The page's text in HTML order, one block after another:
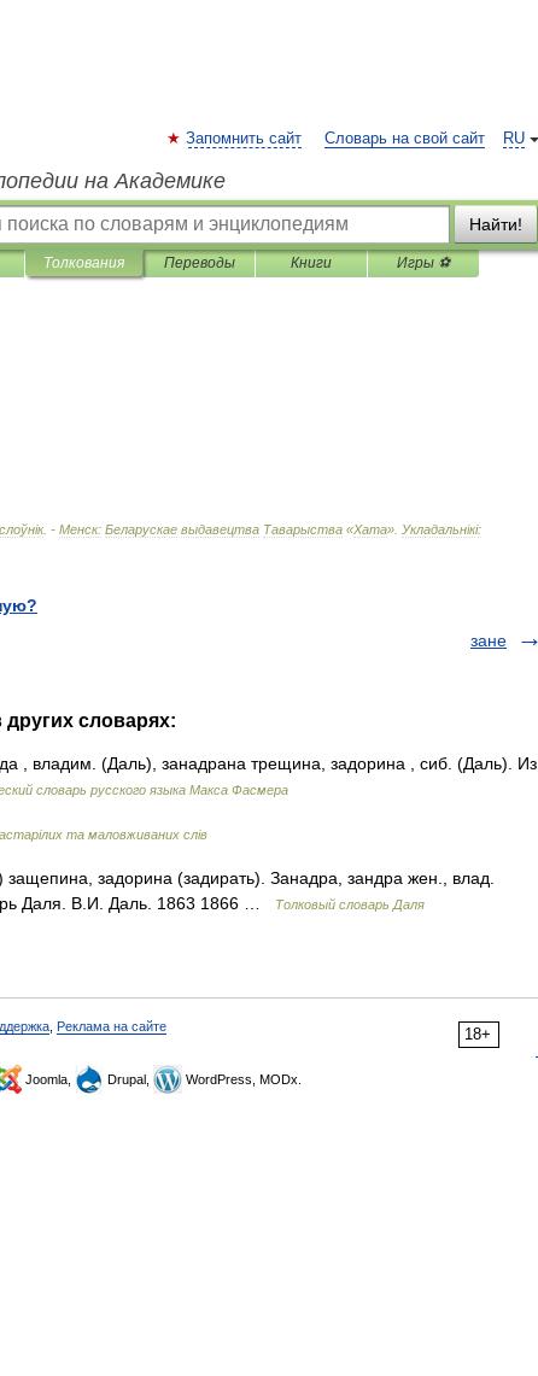
RU
Запомнить сайт Словарь на свой сайт
на Академике
Найти!
Толкования Переводы Книги Игры ⚽
слоўнік. - Менск: Беларускае выдавецтва Таварыства «Хата» Укладальнікі:
зане
словарях:
, владим. (Даль), занадрана трещина, задорина , сиб. (Даль). Из
словарь русского языка Макса Фасмера
та маловживаних слів
задорина (задирать). Занадра, зандра жен., влад.
Даля. В.И. Даль. 1863 1866 …
Толковый словарь Даля
18+
Реклама на сайте
Joomla, Drupal, WordPress, MODx.